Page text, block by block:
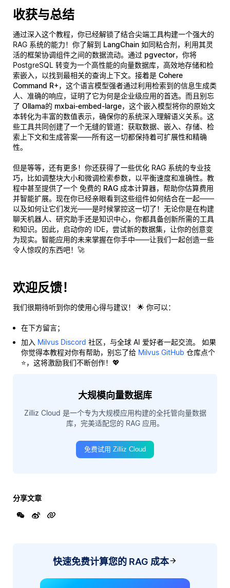
收获与总结
通过深入这个教程，你已经解锁了结合尖端工具构建一个强大的
RAG 系统的能力！你了解到 LangChain 如同粘合剂，利用其灵
活的框架协调组件之间的数据流动。通过 pgvector，你将
PostgreSQL 转变为一个高性能的向量数据库，高效地存储和检
索嵌入，以找到最相关的查询上下文。接着是 Cohere
Command R+，这个语言模型强者通过利用检索到的信息生成类
人、准确的响应，证明了它为何是企业级应用的首选。而且别忘
了 Ollama的 mxbai-embed-large，这个嵌入模型将你的原始文
本转化为丰富的数值表示，确保你的系统深入理解语义关系。这
些工具共同创建了一个无缝的管道：获取数据、嵌入、存储、检
索上下文和生成答案——所有这一切都保持着可扩展性和精确
性。
但是等等，还有更多！你还获得了一些优化 RAG 系统的专业技
巧，比如调整块大小和微调检索参数，以平衡速度和准确性。教
程中甚至提供了一个 免费的 RAG 成本计算器，帮助你估算费用
并智能扩展。现在你已经亲眼看到这些组件如何结合在一起——
以及如何让它们发光——是时候掌控这一切了！无论你是在构建
聊天机器人、研究助手还是知识中心，你都具备创新所需的工具
和知识。因此，启动你的 IDE，尝试新的数据集，让你的创意变
为现实。智能应用的未来掌握在你手中——让我们一起创造一些
令人惊叹的东西吧！🚀
欢迎反馈！
我们很期待听到你的使用心得与建议！ 🌟 你可以：
在下方留言；
加入 Milvus Discord 社区，与全球 AI 爱好者一起交流。 如果
你觉得本教程对你有帮助，别忘了给 Milvus GitHub 仓库点个
⭐，这将激励我们不断创作！💖
大规模向量数据库
Zilliz Cloud 是一个专为大规模应用构建的全托管向量数据
库，完美适配您的 RAG 应用。
免费试用 Zilliz Cloud
分享文章
快速免费计算您的 RAG 成本